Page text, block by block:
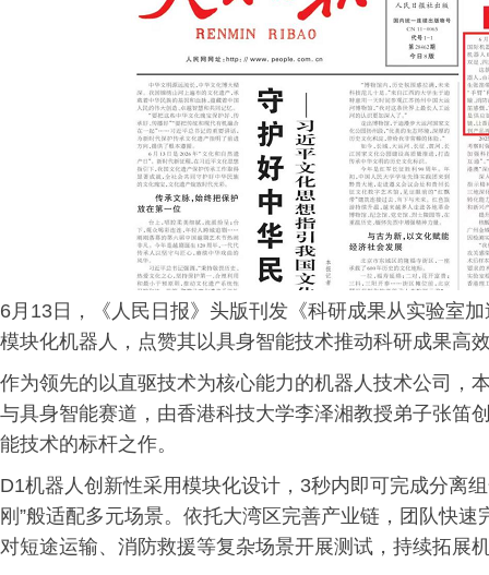
6月13日，《人民日报》头版刊发《科研成果从实验室
模块化机器人，点赞其以具身智能技术推动科研成果高
作为领先的以直驱技术为核心能力的机器人技术公司，
与具身智能赛道，由香港科技大学李泽湘教授弟子张笛
能技术的标杆之作。
D1机器人创新性采用模块化设计，3秒内即可完成分离
刚”般适配多元场景。依托大湾区完善产业链，团队快
对短途运输、消防救援等复杂场景开展测试，持续拓展